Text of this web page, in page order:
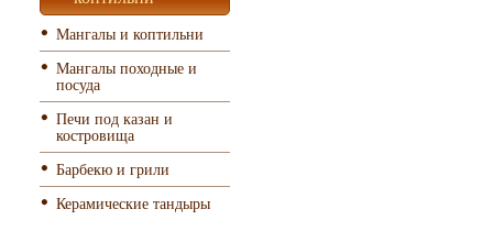
Мангалы и коптильни
Мангалы походные и
посуда
Печи под казан и
костровища
Барбекю и грили
Керамические тандыры